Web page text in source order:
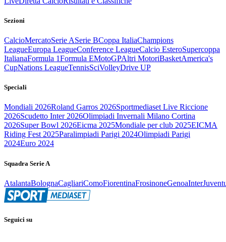
Sezioni
CalcioMercatoSerie ASerie BCoppa ItaliaChampions
LeagueEuropa LeagueConference LeagueCalcio EsteroSupercoppa
ItalianaFormula 1Formula EMotoGPAltri MotoriBasketAmerica's
CupNations LeagueTennisSciVolleyDrive UP
Speciali
Mondiali 2026Roland Garros 2026Sportmediaset Live Riccione
2026Scudetto Inter 2026Olimpiadi Invernali Milano Cortina
2026Super Bowl 2026Eicma 2025Mondiale per club 2025EICMA
Riding Fest 2025Paralimpiadi Parigi 2024Olimpiadi Parigi
2024Euro 2024
Squadra Serie A
AtalantaBolognaCagliariComoFiorentinaFrosinoneGenoaInter
Seguici su